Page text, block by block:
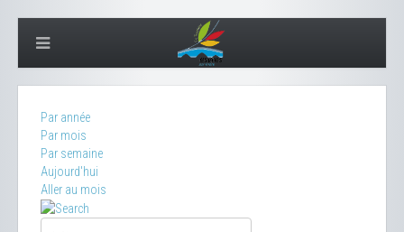
Par année
Par mois
Par semaine
Aujourd'hui
Aller au mois